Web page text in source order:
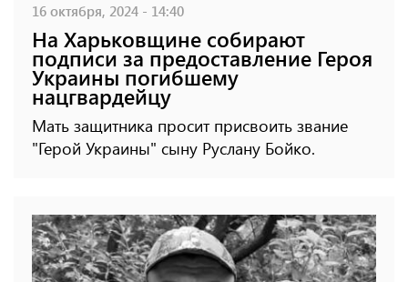
16 октября, 2024 - 14:40
На Харьковщине собирают
подписи за предоставление Героя
Украины погибшему
нацгвардейцу
Мать защитника просит присвоить звание
"Герой Украины" сыну Руслану Бойко.